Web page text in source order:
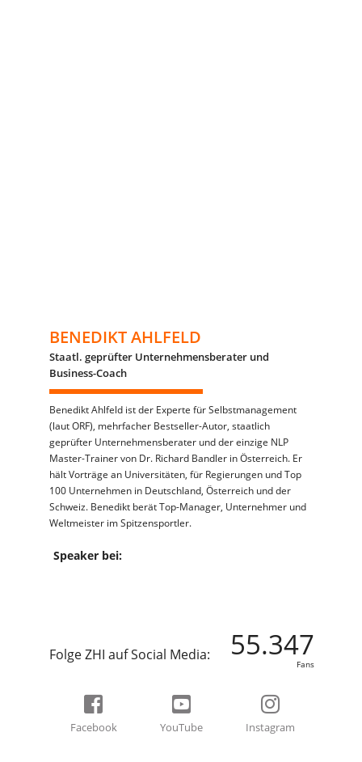
BENEDIKT AHLFELD
Staatl. geprüfter Unternehmensberater und
Business-Coach
Benedikt Ahlfeld ist der Experte für Selbstmanagement
(laut ORF), mehrfacher Bestseller-Autor, staatlich
geprüfter Unternehmensberater und der einzige NLP
Master-Trainer von Dr. Richard Bandler in Österreich. Er
hält Vorträge an Universitäten, für Regierungen und Top
100 Unternehmen in Deutschland, Österreich und der
Schweiz. Benedikt berät Top-Manager, Unternehmer und
Weltmeister im Spitzensportler.
Speaker bei:
Folge ZHI auf Social Media: 55.347
Fans
Facebook YouTube Instagram